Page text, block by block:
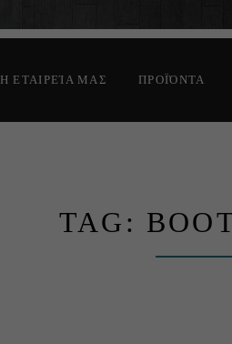
Η ΕΤΑΙΡΕΊΑ ΜΑΣ ΠΡΟΪΌΝΤΑ
TAG: